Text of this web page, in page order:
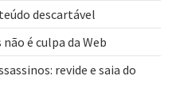
descartável
é culpa da Web
revide e saia do